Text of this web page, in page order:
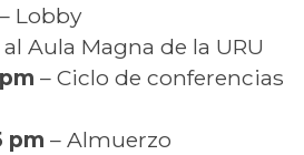
– Lobby
Aula Magna de la URU
– Ciclo de conferencias
pm – Almuerzo